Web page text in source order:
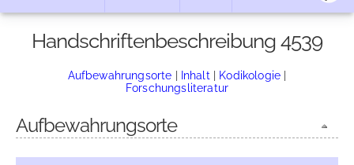
Handschriftenbeschreibung 4539
Aufbewahrungsorte | Inhalt | Kodikologie |
Forschungsliteratur
Aufbewahrungsorte